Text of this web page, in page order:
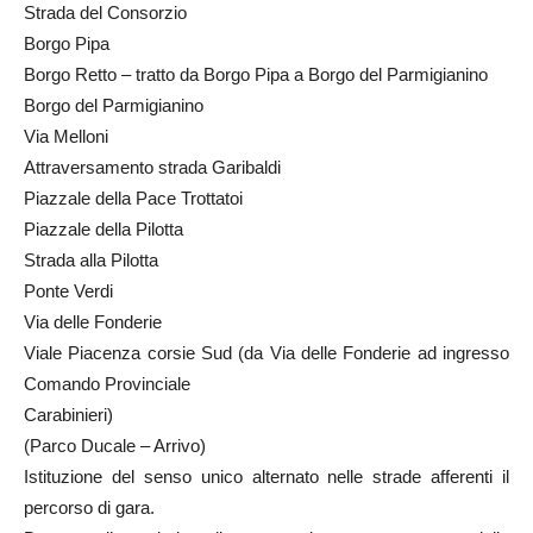
Strada del Consorzio
Borgo Pipa
Borgo Retto – tratto da Borgo Pipa a Borgo del Parmigianino
Borgo del Parmigianino
Via Melloni
Attraversamento strada Garibaldi
Piazzale della Pace Trottatoi
Piazzale della Pilotta
Strada alla Pilotta
Ponte Verdi
Via delle Fonderie
Viale Piacenza corsie Sud (da Via delle Fonderie ad ingresso
Comando Provinciale
Carabinieri)
(Parco Ducale – Arrivo)
Istituzione del senso unico alternato nelle strade afferenti il
percorso di gara.